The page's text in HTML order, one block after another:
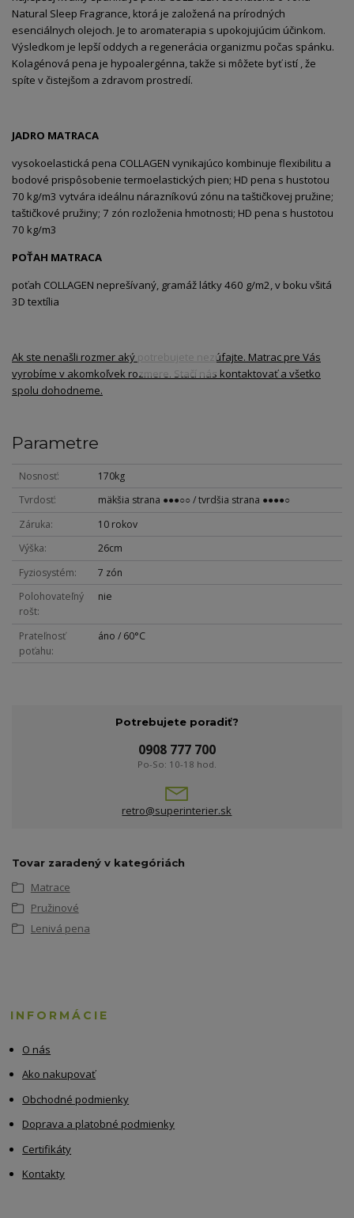
Natural Sleep Fragrance, ktorá je založená na prírodných
esenciálnych olejoch. Je to aromaterapia s upokojujúcim účinkom.
Výsledkom je lepší oddych a regenerácia organizmu počas spánku.
Kolagénová pena je hypoalergénna, takže si môžete byť istí , že
spíte v čistejšom a zdravom prostredí.
JADRO MATRACA
vysokoelastická pena COLLAGEN vynikajúco kombinuje flexibilitu a
bodové prispôsobenie termoelastických pien; HD pena s hustotou
70 kg/m3 vytvára ideálnu nárazníkovú zónu na taštičkovej pružine;
taštičkové pružiny; 7 zón rozloženia hmotnosti; HD pena s hustotou
70 kg/m3
POŤAH MATRACA
poťah COLLAGEN neprešívaný, gramáž látky 460 g/m2, v boku všitá
3D textília
Ak ste nenašli rozmer aký potrebujete nezúfajte. Matrac pre Vás
vyrobíme v akomkoľvek rozmere. Stačí nás kontaktovať a všetko
spolu dohodneme.
Parametre
Nosnosť
170kg
Tvrdosť
mäkšia strana ●●●○○ / tvrdšia strana ●●●●○
Záruka
10 rokov
Výška
26cm
Fyziosystém
7 zón
Polohovateľný
rošt
nie
Prateľnosť
poťahu
áno / 60°C
Potrebujete poradiť?
0908 777 700
Po-So: 10-18 hod.
retro@superinterier.sk
Tovar zaradený v kategóriách
Matrace
Pružinové
Lenivá pena
INFORMÁCIE
O nás
Ako nakupovať
Obchodné podmienky
Doprava a platobné podmienky
Certifikáty
Kontakty